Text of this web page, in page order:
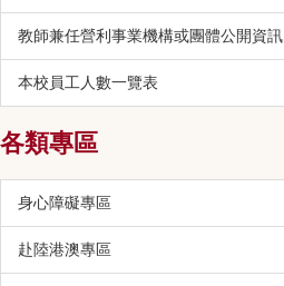
教師兼任營利事業機構或團體公開資訊
本校員工人數一覽表
各類專區
身心障礙專區
赴陸港澳專區